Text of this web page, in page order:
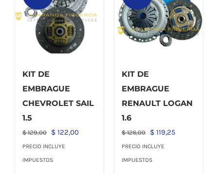
KIT DE
EMBRAGUE
CHEVROLET SAIL
1.5
$129,00
El
precio
original
$ 122,00El
PRECIO INCLUYE
IMPUESTOS
KIT DE
EMBRAGUE
RENAULT LOGAN
1.6
$126,00
El
precio
original
$ 119,25El
PRECIO INCLUYE
IMPUESTOS